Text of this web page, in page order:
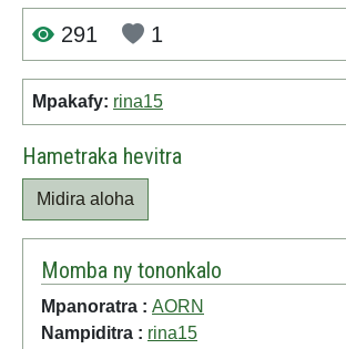
291 1
Mpakafy: rina15
Hametraka hevitra
Midira aloha
Momba ny tononkalo
Mpanoratra : AORN
Nampiditra : rina15